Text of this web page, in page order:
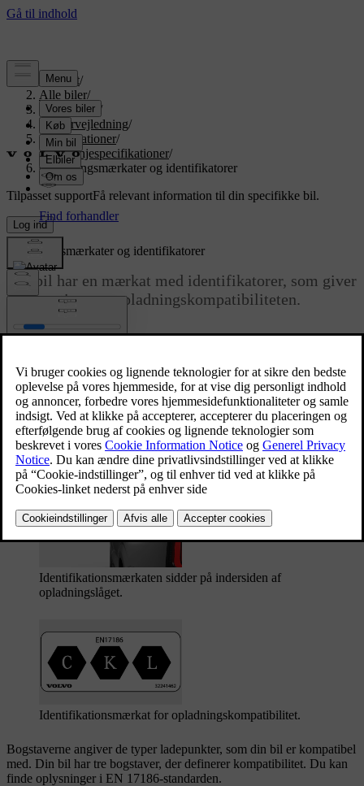
Support/
Alle biler/
EX90 2026 /
Brugervejledning/
Specifikationer/
Drivlinjespecifikationer/
Opladningsmærkater og identifikatorer
Tilpasset supportFå relevant information til din specifikke bil.
Log ind
Opdateret 09.04.2025
Opladningsmærkater og identifikatorer
Din bil har en mærkat med identifikatorer, som giver
information om opladningskompatibiliteten.
Du kan find ud af, om din bil og ladepunktet er kompatible ved at se
på identifikationsmærkaterne. Mærkaterne er angivet i
overensstemmelse med EN 17186-standarden.
Identifikationsmærkaterne indeholder et eller flere bogstaver. Hvis et
bogstav på ladepunktet stemmer overens med et bogstav på din bils
identifikationsmærkat, betyder det, at de er kompatible.
Identifikationsmærkaten sidder på indersiden af
opladningslåget.
Identifikationsmærkat for opladningskompatibilitet.
Bogstaverne angiver de typer ladepunkter, som din bil er kompatibel
med. Din bil har tre bogstaver, der definerer kompatibilitet. Du kan
finde oplysninger i EN 17186-standarden.